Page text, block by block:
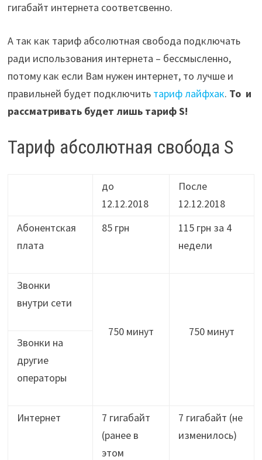
гигабайт интернета соответсвенно.
А так как тариф абсолютная свобода подключать
ради использования интернета – бессмысленно,
потому как если Вам нужен интернет, то лучше и
правильней будет подключить тариф лайфхак. То и
рассматривать будет лишь тарифS!
Тариф абсолютная свобода S
до
12.12.2018
После
12.12.2018
Абонентская
плата
85 грн
115 грн за 4
недели
Звонки
внутри сети
750 минут
750 минут
Звонки на
другие
операторы
Интернет
7 гигабайт
(ранее в
этом
7 гигабайт (не
изменилось)